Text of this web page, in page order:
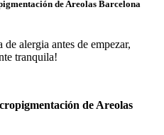
de Areolas Barcelona
alergia antes de empezar,
tranquila!
de Areolas